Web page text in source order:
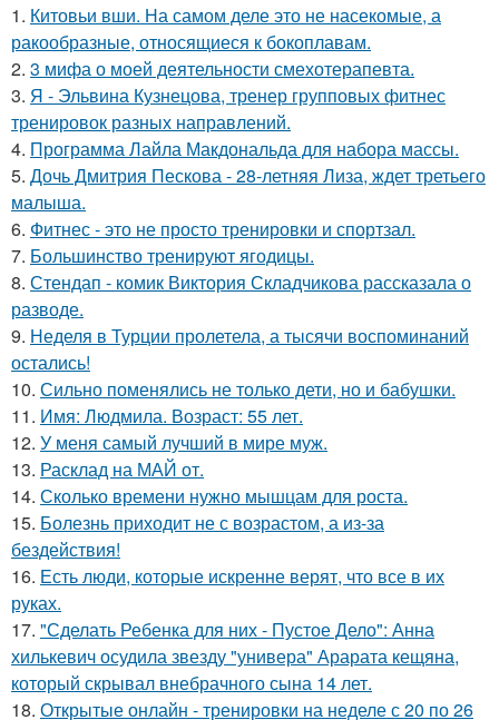
1. Китовьи вши. На самом деле это не насекомые, а
ракообразные, относящиеся к бокоплавам.
2. 3 мифа о моей деятельности смехотерапевта.
3. Я - Эльвина Кузнецова, тренер групповых фитнес
тренировок разных направлений.
4. Программа Лайла Макдональда для набора массы.
5. Дочь Дмитрия Пескова - 28-летняя Лиза, ждет третьего
малыша.
6. Фитнес - это не просто тренировки и спортзал.
7. Большинство тренируют ягодицы.
8. Стендап - комик Виктория Складчикова рассказала о
разводе.
9. Неделя в Турции пролетела, а тысячи воспоминаний
остались!
10. Сильно поменялись не только дети, но и бабушки.
11. Имя: Людмила. Возраст: 55 лет.
12. У меня самый лучший в мире муж.
13. Расклад на МАЙ от.
14. Сколько времени нужно мышцам для роста.
15. Болезнь приходит не с возрастом, а из-за
бездействия!
16. Есть люди, которые искренне верят, что все в их
руках.
17. "Сделать Ребенка для них - Пустое Дело": Анна
хилькевич осудила звезду "универа" Арарата кещяна,
который скрывал внебрачного сына 14 лет.
18. Открытые онлайн - тренировки на неделе с 20 по 26